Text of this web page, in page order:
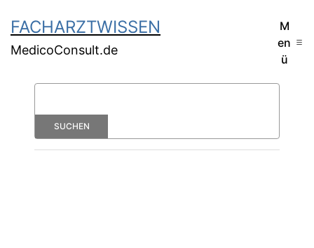
FACHARZTWISSEN
MedicoConsult.de
M
en
ü